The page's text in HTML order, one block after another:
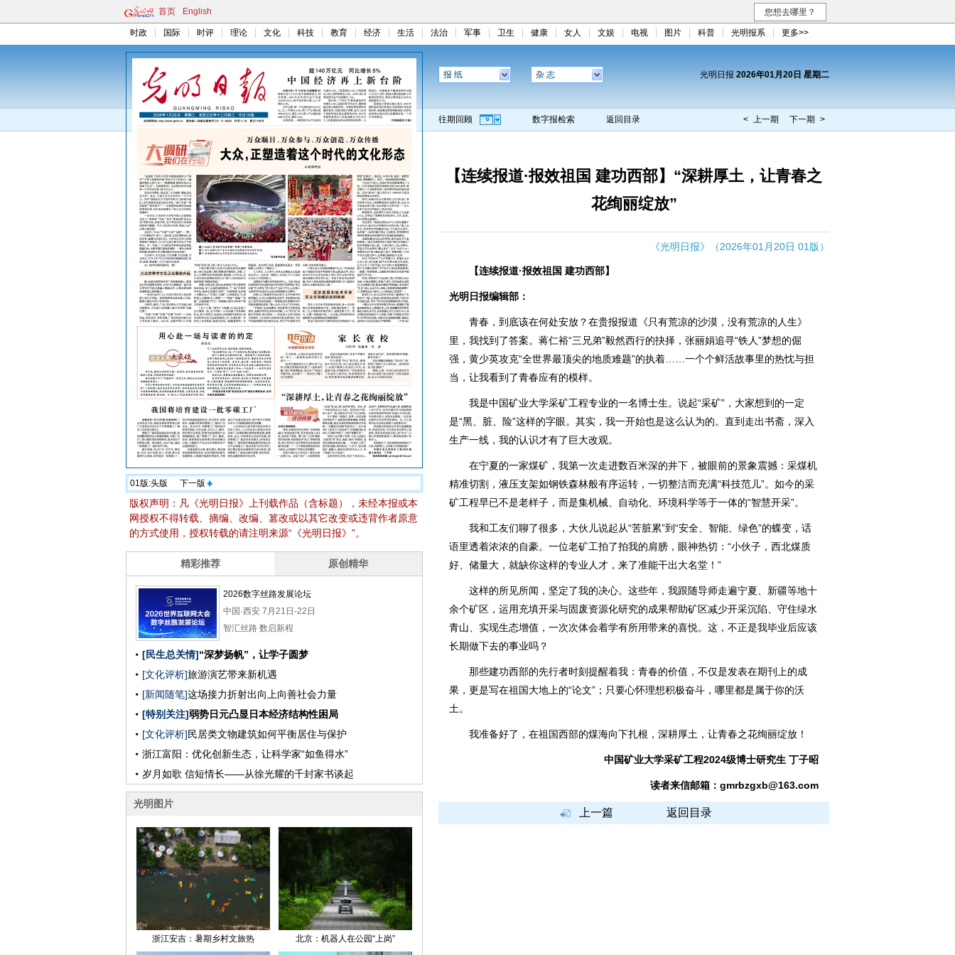
首页 English 您想去哪里？
时政 国际 时评 理论 文化 科技 教育 经济 生活 法治 军事 卫生 健康 女人 文娱 电视 图片 科普 光明报系 更多>>
01版:头版 下一版
版权声明：凡《光明日报》上刊载作品（含标题），未经本报或本
网授权不得转载、摘编、改编、篡改或以其它改变或违背作者原意
的方式使用，授权转载的请注明来源“《光明日报》”。
报 纸 杂 志 光明日报 2026年01月20日 星期二
往期回顾 数字报检索 返回目录 < 上一期 下一期 >
【连续报道·报效祖国 建功西部】“深耕厚土，让青春之
花绚丽绽放”
《光明日报》（2026年01月20日 01版）
【连续报道·报效祖国 建功西部】
光明日报编辑部：
青春，到底该在何处安放？在贵报报道《只有荒凉的沙漠，没有荒凉的人生》
里，我找到了答案。蒋仁裕“三兄弟”毅然西行的抉择，张丽娟追寻“铁人”梦想的倔
强，黄少英攻克“全世界最顶尖的地质难题”的执着……一个个鲜活故事里的热忱与担
当，让我看到了青春应有的模样。
我是中国矿业大学采矿工程专业的一名博士生。说起“采矿”，大家想到的一定
是“黑、脏、险”这样的字眼。其实，我一开始也是这么认为的。直到走出书斋，深入
生产一线，我的认识才有了巨大改观。
在宁夏的一家煤矿，我第一次走进数百米深的井下，被眼前的景象震撼：采煤机
精准切割，液压支架如钢铁森林般有序运转，一切整洁而充满“科技范儿”。如今的采
矿工程早已不是老样子，而是集机械、自动化、环境科学等于一体的“智慧开采”。
我和工友们聊了很多，大伙儿说起从“苦脏累”到“安全、智能、绿色”的蝶变，话
语里透着浓浓的自豪。一位老矿工拍了拍我的肩膀，眼神热切：“小伙子，西北煤质
好、储量大，就缺你这样的专业人才，来了准能干出大名堂！”
这样的所见所闻，坚定了我的决心。这些年，我跟随导师走遍宁夏、新疆等地十
余个矿区，运用充填开采与固废资源化研究的成果帮助矿区减少开采沉陷、守住绿水
青山、实现生态增值，一次次体会着学有所用带来的喜悦。这，不正是我毕业后应该
长期做下去的事业吗？
那些建功西部的先行者时刻提醒着我：青春的价值，不仅是发表在期刊上的成
果，更是写在祖国大地上的“论文”；只要心怀理想积极奋斗，哪里都是属于你的沃
土。
我准备好了，在祖国西部的煤海向下扎根，深耕厚土，让青春之花绚丽绽放！
中国矿业大学采矿工程2024级博士研究生 丁子昭
读者来信邮箱：gmrbzgxb@163.com
上一篇 返回目录